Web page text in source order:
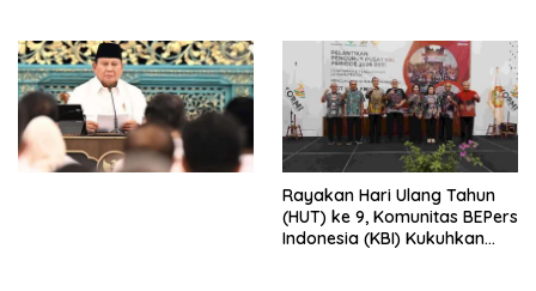
Penjajahan (Pergolakan
Ekonomi Politik Indonesia) &
Simposium Nasional “Urgensi
Undang-Undang
Perekonomian Nasional dan
Kesejahteraan Sosial dalam
Rayakan Hari Ulang Tahun
(HUT) ke 9, Komunitas BEPers
Indonesia (KBI) Kukuhkan